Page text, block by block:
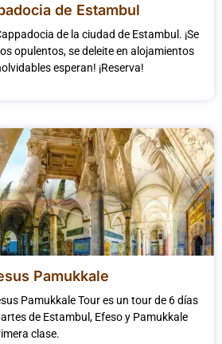
de Estambul
de la ciudad de Estambul. ¡Se
opulentos, se deleite en alojamientos
esperan! ¡Reserva!
Pamukkale
Pamukkale Tour es un tour de 6 días
de Estambul, Efeso y Pamukkale
clase.